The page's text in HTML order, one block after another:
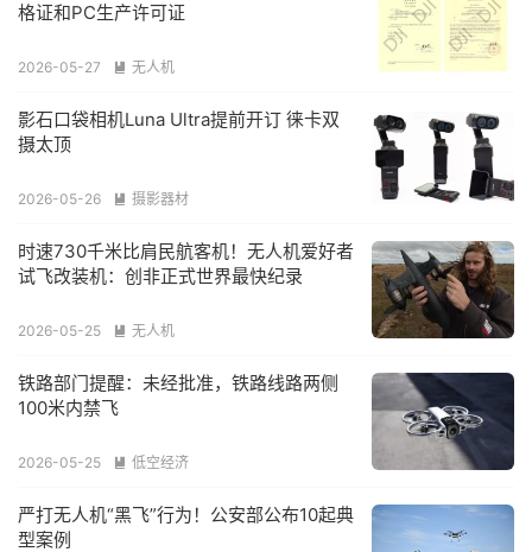
格证和PC生产许可证
2026-05-27  无人机
影石口袋相机Luna Ultra提前开订 徕卡双
摄太顶
2026-05-26  摄影器材
时速730千米比肩民航客机！无人机爱好者
试飞改装机：创非正式世界最快纪录
2026-05-25  无人机
铁路部门提醒：未经批准，铁路线路两侧
100米内禁飞
2026-05-25  低空经济
严打无人机“黑飞”行为！公安部公布10起典
型案例